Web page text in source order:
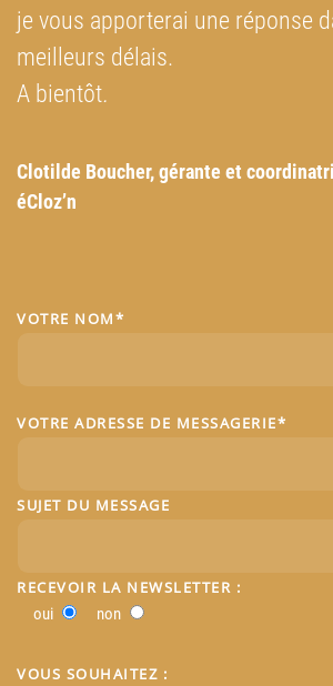
je vous apporterai une réponse
meilleurs délais.
A bientôt.
Clotilde Boucher, gérante et
éCloz’n
VOTRE NOM*
VOTRE ADRESSE DE MESSAGERIE*
SUJET DU MESSAGE
RECEVOIR LA NEWSLETTER :
oui
non
VOUS SOUHAITEZ :